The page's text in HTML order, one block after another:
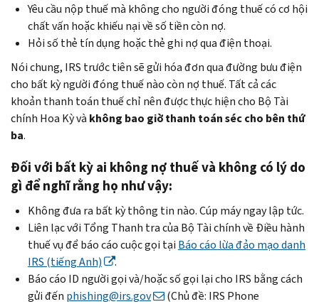
Yêu cầu nộp thuế mà không cho người đóng thuế có cơ hội
chất vấn hoặc khiếu nại về số tiền còn nợ.
Hỏi số thẻ tín dụng hoặc thẻ ghi nợ qua điện thoại.
Nói chung, IRS trước tiên sẽ gửi hóa đơn qua đường bưu điện
cho bất kỳ người đóng thuế nào còn nợ thuế. Tất cả các
khoản thanh toán thuế chỉ nên được thực hiện cho Bộ Tài
chính Hoa Kỳ và không bao giờ thanh toán séc cho bên thứ
ba.
Đối với bất kỳ ai không nợ thuế và không có lý do
gì để nghĩ rằng họ như vậy:
Không đưa ra bất kỳ thông tin nào. Cúp máy ngay lập tức.
Liên lạc với Tổng Thanh tra của Bộ Tài chính về Điều hành
thuế vụ để báo cáo cuộc gọi tại Báo cáo lừa đảo mạo danh
IRS (tiếng Anh)
.
Báo cáo ID người gọi và/hoặc số gọi lại cho IRS bằng cách
gửi đến phishing@irs.gov (Chủ đề: IRS Phone